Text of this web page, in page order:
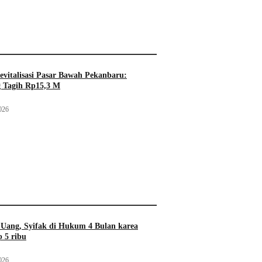
Pasar Bawah Pekanbaru:
Tagih Rp15,3 M
Syifak di Hukum 4 Bulan karea
5 ribu